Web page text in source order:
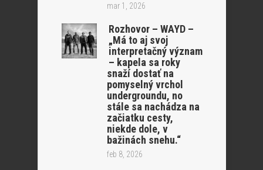
mar 1, 2026
Rozhovor – WAYD –
„Má to aj svoj
interpretačný význam
– kapela sa roky
snaží dostať na
pomyselný vrchol
undergroundu, no
stále sa nachádza na
začiatku cesty,
niekde dole, v
bažinách snehu.“
feb 8, 2026